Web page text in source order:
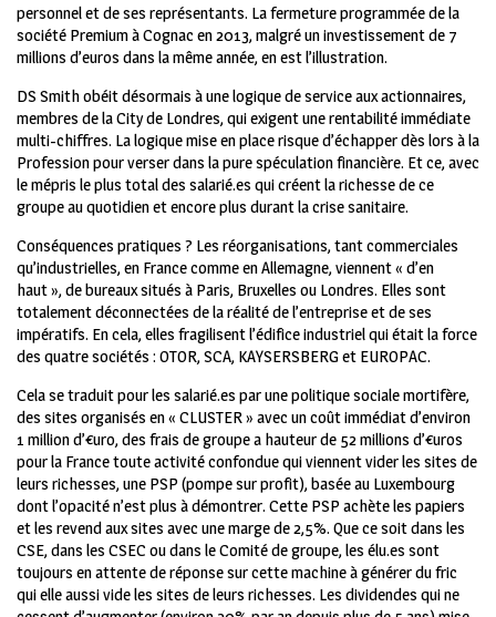
personnel et de ses représentants. La fermeture programmée de la
société Premium à Cognac en 2013, malgré un investissement de 7
millions d’euros dans la même année, en est l’illustration.
DS Smith obéit désormais à une logique de service aux actionnaires,
membres de la City de Londres, qui exigent une rentabilité immédiate
multi-chiffres. La logique mise en place risque d’échapper dès lors à la
Profession pour verser dans la pure spéculation financière. Et ce, avec
le mépris le plus total des salarié.es qui créent la richesse de ce
groupe au quotidien et encore plus durant la crise sanitaire.
Conséquences pratiques ? Les réorganisations, tant commerciales
qu’industrielles, en France comme en Allemagne, viennent « d’en
haut », de bureaux situés à Paris, Bruxelles ou Londres. Elles sont
totalement déconnectées de la réalité de l’entreprise et de ses
impératifs. En cela, elles fragilisent l’édifice industriel qui était la force
des quatre sociétés : OTOR, SCA, KAYSERSBERG et EUROPAC.
Cela se traduit pour les salarié.es par une politique sociale mortifère,
des sites organisés en « CLUSTER » avec un coût immédiat d’environ
1 million d’€uro, des frais de groupe a hauteur de 52 millions d’€uros
pour la France toute activité confondue qui viennent vider les sites de
leurs richesses, une PSP (pompe sur profit), basée au Luxembourg
dont l’opacité n’est plus à démontrer. Cette PSP achète les papiers
et les revend aux sites avec une marge de 2,5%. Que ce soit dans les
CSE, dans les CSEC ou dans le Comité de groupe, les élu.es sont
toujours en attente de réponse sur cette machine à générer du fric
qui elle aussi vide les sites de leurs richesses. Les dividendes qui ne